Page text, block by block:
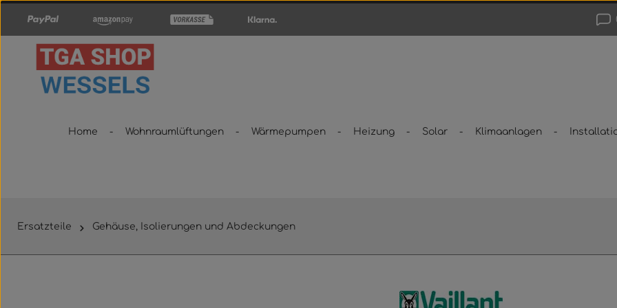
Hauptinhalt springen
Zur Hauptnavigation springen
Home Wohnraumlüftungen Wärmepumpen Heizung Solar Klimaanlagen
Ersatzteile Gehäuse, Isolierungen und Abdeckungen